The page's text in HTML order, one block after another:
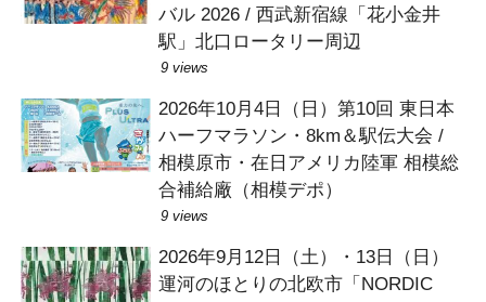
バル 2026 / 西武新宿線「花小金井
駅」北口ロータリー周辺
9 views
2026年10月4日（日）第10回 東日本
ハーフマラソン・8km＆駅伝大会 /
相模原市・在日アメリカ陸軍 相模総
合補給廠（相模デポ）
9 views
2026年9月12日（土）・13日（日）
運河のほとりの北欧市「NORDIC